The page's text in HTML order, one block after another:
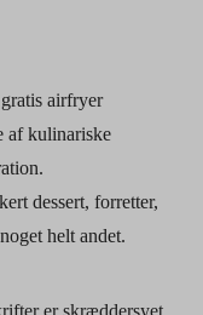
airfryer
af kulinariske
dessert, forretter,
helt andet.